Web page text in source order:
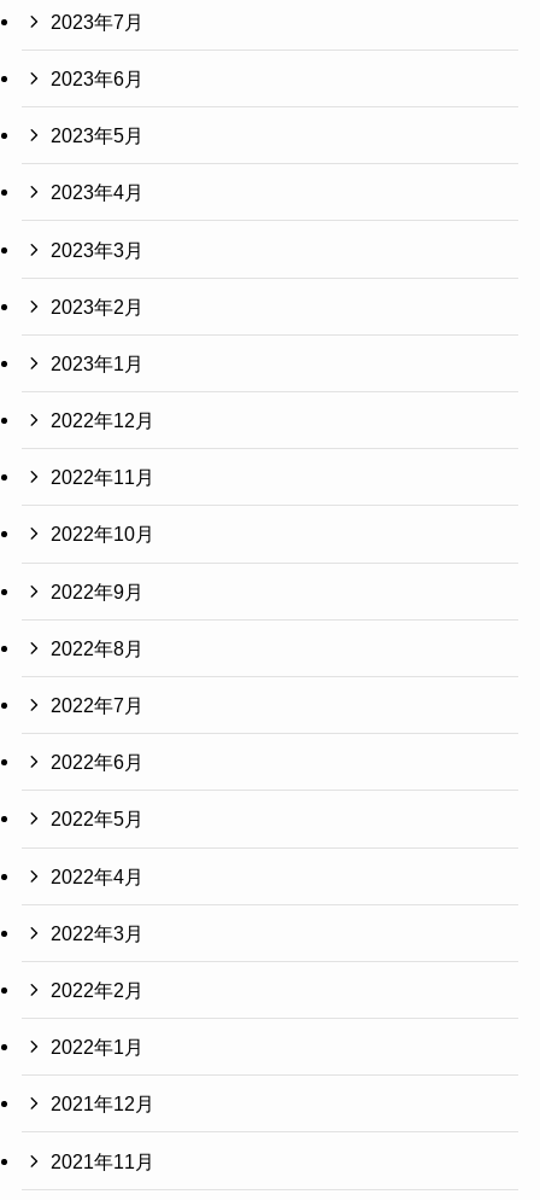
2023年7月
2023年6月
2023年5月
2023年4月
2023年3月
2023年2月
2023年1月
2022年12月
2022年11月
2022年10月
2022年9月
2022年8月
2022年7月
2022年6月
2022年5月
2022年4月
2022年3月
2022年2月
2022年1月
2021年12月
2021年11月